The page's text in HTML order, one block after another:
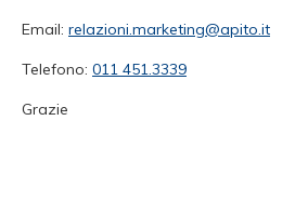
Email: relazioni.marketing@apito.it
Telefono: 011 451.3339
Grazie